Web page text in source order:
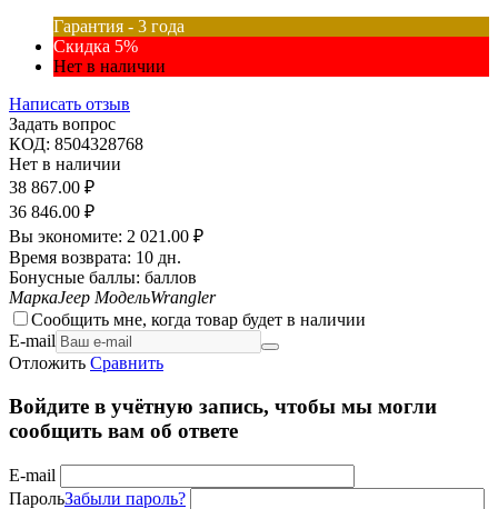
Гарантия - 3 года
Скидка 5%
Нет в наличии
Написать отзыв
Задать вопрос
КОД: 8504328768
Нет в наличии
38 867.00 ₽
36 846.00 ₽
Вы экономите: 2 021.00 ₽
Время возврата: 10 дн.
Бонусные баллы: баллов
МаркаJeep МодельWrangler
Сообщить мне, когда товар будет в наличии
E-mail
Отложить Сравнить
Войдите в учётную запись, чтобы мы могли
сообщить вам об ответе
E-mail
ПарольЗабыли пароль?